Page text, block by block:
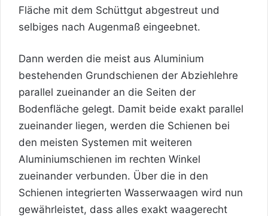
Fläche mit dem Schüttgut abgestreut und
selbiges nach Augenmaß eingeebnet.
Dann werden die meist aus Aluminium
bestehenden Grundschienen der Abziehlehre
parallel zueinander an die Seiten der
Bodenfläche gelegt. Damit beide exakt parallel
zueinander liegen, werden die Schienen bei
den meisten Systemen mit weiteren
Aluminiumschienen im rechten Winkel
zueinander verbunden. Über die in den
Schienen integrierten Wasserwaagen wird nun
gewährleistet, dass alles exakt waagerecht